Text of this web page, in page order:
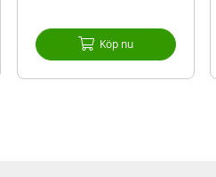
Köp nu